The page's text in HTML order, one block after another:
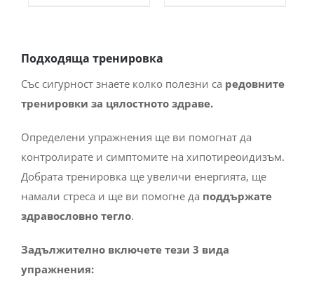
Подходяща тренировка
Със сигурност знаете колко полезни са редовните
тренировки за цялостното здраве.
Определени упражнения ще ви помогнат да
контролирате и симптомите на хипотиреоидизъм.
Добрата тренировка ще увеличи енергията, ще
намали стреса и ще ви помогне да поддържате
здравословно тегло.
Задължително включете тези 3 вида
упражнения: